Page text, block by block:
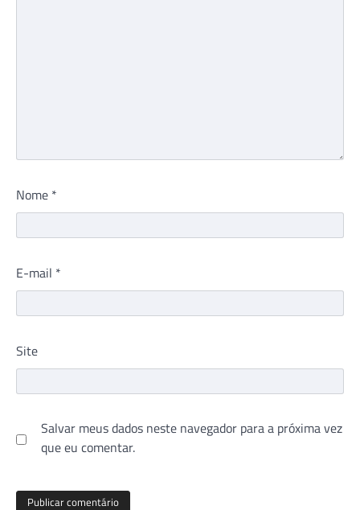
Nome *
E-mail *
Site
Salvar meus dados neste navegador para a próxima vez
que eu comentar.